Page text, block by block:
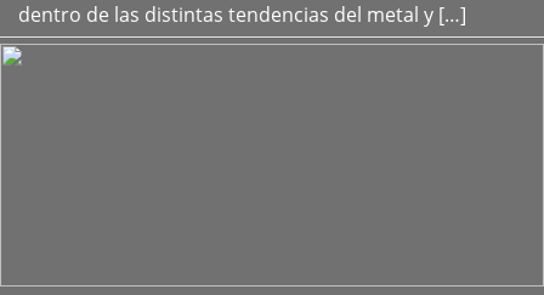
dentro de las distintas tendencias del metal y […]